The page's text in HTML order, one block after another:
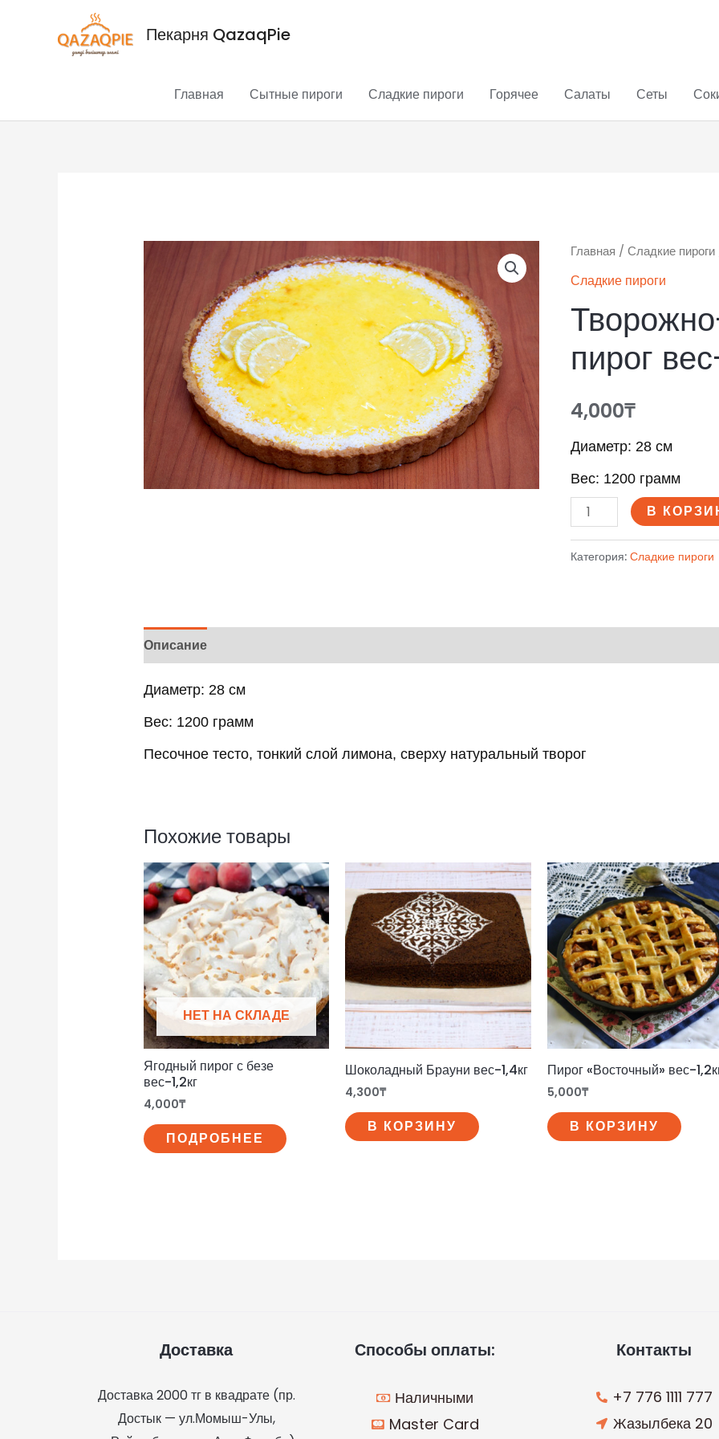
содержимому
Пекарня QazaqPie
Главная Сытные пироги Сладкие пироги Горячее Салаты Сеты
Главная /Сладкие пироги
Сладкие пироги
пирог
4,000₸
Диаметр: 28 см
Вес: 1200 грамм
Количество
товара
Лимонный
вес-1,2кг
В
Категория:Сладкие пироги
Описание
Диаметр: 28 см
Вес: 1200 грамм
Песочное тесто, тонкий слой лимона, сверху натуральный творог
Похожие товары
НЕТ НА СКЛАДЕ
Ягодный пирог с безе
вес-1,2кг
4,000₸
ПОДРОБНЕЕ
Шоколадный Брауни вес-1,4кг
4,300₸
В КОРЗИНУ
Пирог «Восточный» вес-
5,000₸
В КОРЗИНУ
Доставка
Доставка 2000 тг в квадрате (пр.
Достык — ул.Момыш-Улы,
Способы оплаты:
Наличными
Master Card
Контакты
+7 776 1111 777
Жазылбека 20